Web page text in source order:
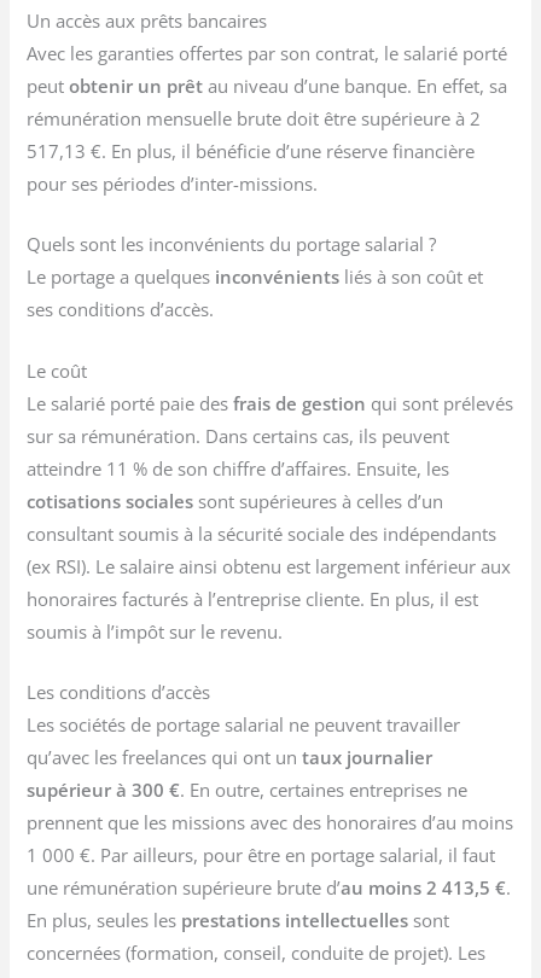
Un accès aux prêts bancaires
Avec les garanties offertes par son contrat, le salarié porté
peutobtenir un prêtau niveau d’une banque. En effet, sa
rémunération mensuelle brute doit être supérieure à 2
517,13 €. En plus, il bénéficie d’une réserve financière
pour ses périodes d’inter-missions.
Quels sont les inconvénients du portage salarial ?
Le portage a quelques inconvénients liés à son coût et
ses conditions d’accès.
Le coût
Le salarié porté paie desfrais de gestion qui sont prélevés
sur sa rémunération. Dans certains cas, ils peuvent
atteindre 11 % de son chiffre d’affaires. Ensuite, les
cotisations sociales sont supérieures à celles d’un
consultant soumis à la sécurité sociale des indépendants
(ex RSI). Le salaire ainsi obtenu est largement inférieur aux
honoraires facturés à l’entreprise cliente. En plus, il est
soumis à l’impôt sur le revenu.
Les conditions d’accès
Les sociétés de portage salarial ne peuvent travailler
qu’avec les freelances qui ont untaux journalier
supérieur à 300 €. En outre, certaines entreprises ne
prennent que les missions avec des honoraires d’au moins
1 000 €. Par ailleurs, pour être en portage salarial, il faut
une rémunération supérieure brute d’au moins 2 413,5 €.
En plus, seules les prestations intellectuelles sont
concernées (formation, conseil, conduite de projet). Les